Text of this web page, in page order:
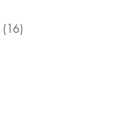
(16)